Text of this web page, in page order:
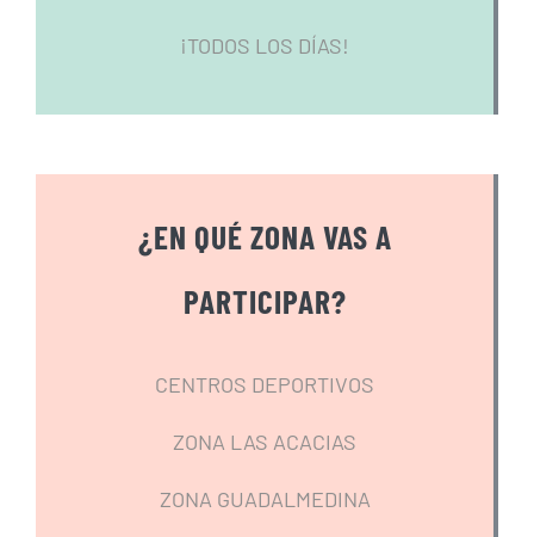
¡TODOS LOS DÍAS!
¿EN QUÉ ZONA VAS A
PARTICIPAR?
CENTROS DEPORTIVOS
ZONA LAS ACACIAS
ZONA GUADALMEDINA